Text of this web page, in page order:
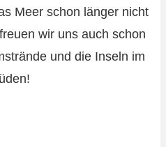
Meer schon länger nicht
wir uns auch schon
und die Inseln im